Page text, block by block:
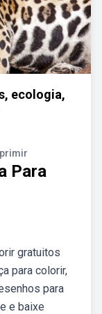
ecologia,
Para
gratuitos
para colorir,
para
e baixe